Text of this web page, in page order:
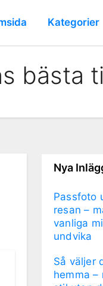
Kategorier
bästa
Nya
Passfoto
resan –
vanliga
undvika
Så väljer
hemma –